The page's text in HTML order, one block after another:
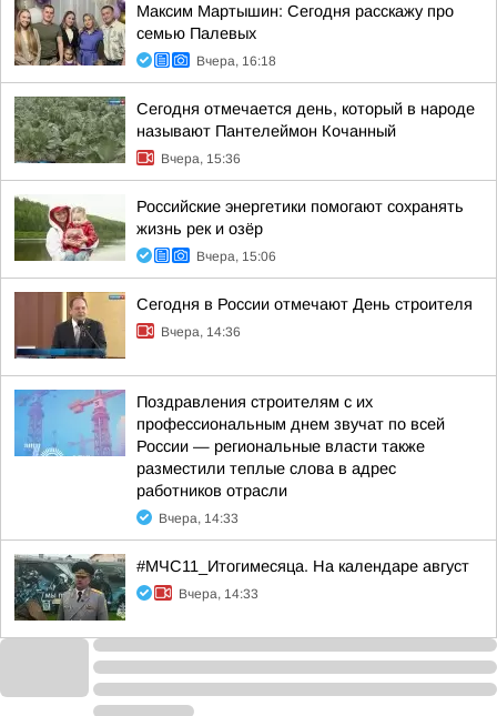
Максим Мартышин: Сегодня расскажу про
семью Палевых
Вчера, 16:18
Сегодня отмечается день, который в народе
называют Пантелеймон Кочанный
Вчера, 15:36
Российские энергетики помогают сохранять
жизнь рек и озёр
Вчера, 15:06
Сегодня в России отмечают День строителя
Вчера, 14:36
Поздравления строителям с их
профессиональным днем звучат по всей
России — региональные власти также
разместили теплые слова в адрес
работников отрасли
Вчера, 14:33
#МЧС11_Итогимесяца. На календаре август
Вчера, 14:33